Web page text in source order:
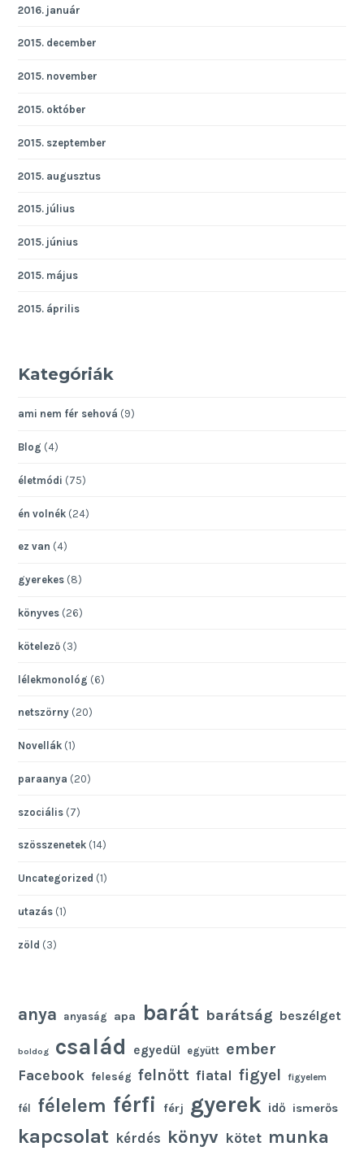
2016. január
2015. december
2015. november
2015. október
2015. szeptember
2015. augusztus
2015. július
2015. június
2015. május
2015. április
Kategóriák
ami nem fér sehová (9)
Blog (4)
életmódi (75)
én volnék (24)
ez van (4)
gyerekes (8)
könyves (26)
kötelező (3)
lélekmonológ (6)
netszörny (20)
Novellák (1)
paraanya (20)
szociális (7)
szösszenetek (14)
Uncategorized (1)
utazás (1)
zöld (3)
anya anyaság apa barát barátság beszélget
boldog család egyedül együtt ember
Facebook feleség felnőtt fiatal figyel figyelem
fél félelem férfi férj gyerek idő ismerős
kapcsolat kérdés könyv kötet munka